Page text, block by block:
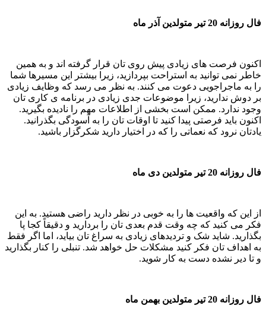
فال روزانه 20 تیر متولدین آذر ماه
اکنون فرصت های زیادی پیش روی تان قرار گرفته اند و به همین
خاطر نمی توانید به استراحت بپردازید، زیرا بیشتر این مسیرها شما
را به ماجراجویی دعوت می کنند. به نظر می رسد که وظایف زیادی
بر دوش ندارید، زیرا موضوعات جدی زیادی در برنامه ی کاری تان
وجود ندارد. ممکن است بخشی از اطلاعات مهم را نادیده بگیرید.
اکنون باید فرصتی پیدا کنید تا اوقات تان را به آسودگی بگذرانید.
یادتان نرود که نعماتی را که در اختیار دارید شکرگزار باشید.
فال روزانه 20 تیر متولدین دی ماه
از این که واقعیت ها را به خوبی در نظر دارید راضی هستید. به این
فکر می کنید که چه وقت قدم بعدی تان را بردارید و دقیقاً کجا پا
بگذارید. شاید شک و تردیدهای زیادی به سراغ تان بیاید، اما اگر فقط
به اهداف تان فکر کنید مشکلات حل خواهد شد. تنبلی را کنار بگذارید
و تا دیر نشده دست به کار شوید.
فال روزانه 20 تیر متولدین بهمن ماه